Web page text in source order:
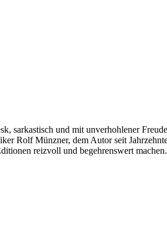
sarkastisch und mit unverhohlener
Rolf Münzner, dem Autor seit
reizvoll und begehrenswert machen.